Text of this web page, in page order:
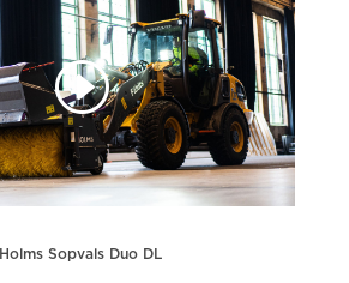
Holms Sopvals Duo DL